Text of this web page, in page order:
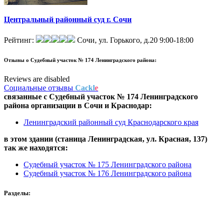
Центральный районный суд г. Сочи
Рейтинг: Сочи, ул. Горького, д.20 9:00-18:00
Отзывы о Судебный участок № 174 Ленинградского района:
Reviews are disabled
Социальные отзывы Cackle
связанные с Судебный участок № 174 Ленинградского
района организации в Сочи и Краснодар:
Ленинградский районный суд Краснодарского края
в этом здании (станица Ленинградская, ул. Красная, 137)
так же находятся:
Судебный участок № 175 Ленинградского района
Судебный участок № 176 Ленинградского района
Разделы: